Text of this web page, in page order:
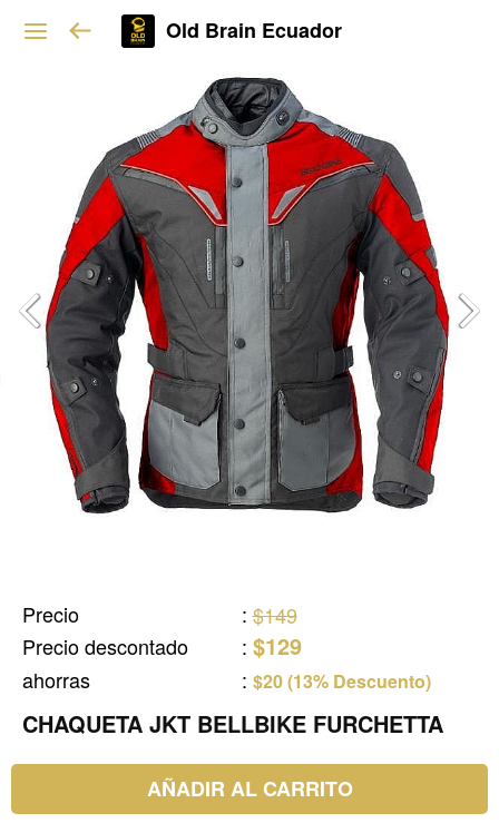
Old Brain Ecuador
Precio : $149
Precio descontado
: $129
ahorras : $20 (13% Descuento)
CHAQUETA JKT BELLBIKE FURCHETTA
AÑADIR AL CARRITO